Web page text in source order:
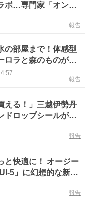
ボ…専門家「オンリ
報告
の部屋まで！体感型
ロラと森のものがた
幻想的な北欧の世界
報告
える！」三越伊勢丹
ドロップシールが4
フなどがオーロラ加
報告
と快適に！ オージー
5」に幻想的な新グ
&#8221;登場
報告